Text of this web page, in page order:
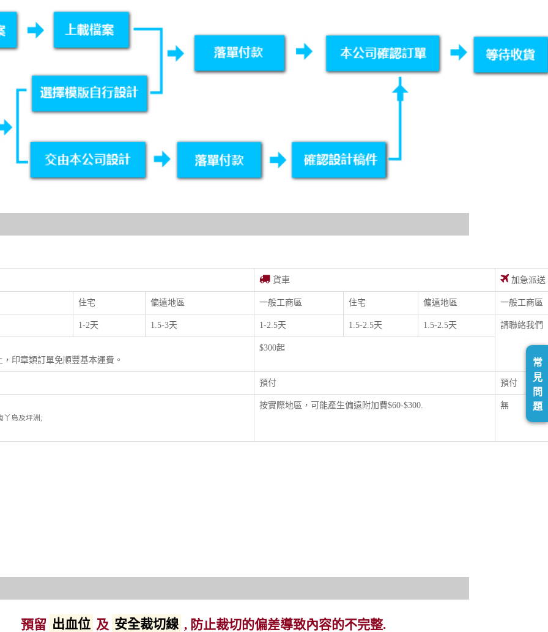
貨車 加急派送
住宅 偏遠地區 一般工商區 住宅 偏遠地區 一般工商區
1-2天 1.5-3天 1-2.5天 1.5-2.5天 1.5-2.5天 請聯絡我們
印章類訂單免順豐基本運費。
$300起
預付 預付
丫島及坪洲;
按實際地區，可能產生偏遠附加費$60-$300. 無
預留 出血位 及 安全裁切線 , 防止裁切的偏差導致內容的不完整.
常
見
問
題